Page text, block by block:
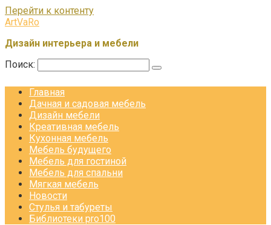
Перейти к контенту
ArtVaRo
Дизайн интерьера и мебели
Поиск:
Главная
Дачная и садовая мебель
Дизайн мебели
Креативная мебель
Кухонная мебель
Мебель будущего
Мебель для гостиной
Мебель для спальни
Мягкая мебель
Новости
Стулья и табуреты
Библиотеки pro100